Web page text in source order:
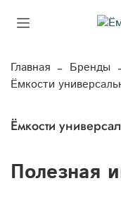
Главная Бренды
Ёмкости
Ёмкости
Полезная